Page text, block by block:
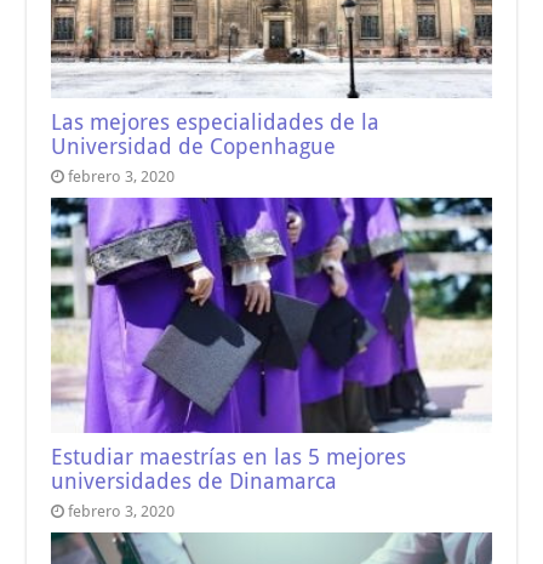
Las mejores especialidades de la
Universidad de Copenhague
febrero 3, 2020
Estudiar maestrías en las 5 mejores
universidades de Dinamarca
febrero 3, 2020